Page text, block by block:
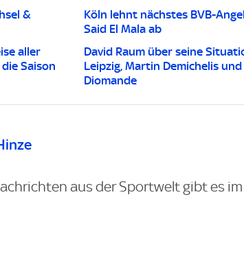
&
Köln lehnt nächstes BVB-
Said El Mala ab
aller
Saison
David Raum über seine
Leipzig, Martin Demichelis und
Diomande
aus der Sportwelt gibt es im